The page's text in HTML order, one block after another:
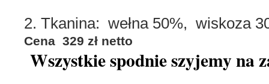
2. Tkanina: wełna 50%, wiskoza
Cena 329 zł netto
Wszystkie spodnie szyjemy na